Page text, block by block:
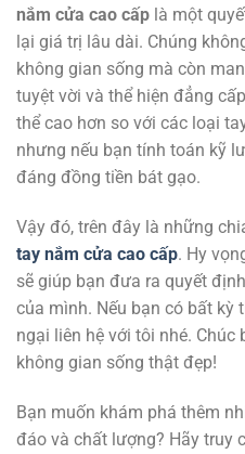
nắm cửa cao cấp là một
lại giá trị lâu dài. Chúng
không gian sống mà còn
tuyệt vời và thể hiện đẳng
thể cao hơn so với các loại
nhưng nếu bạn tính toán kỹ
đáng đồng tiền bát gạo.
Vậy đó, trên đây là những
tay nắm cửa cao cấp. Hy
sẽ giúp bạn đưa ra quyết
của mình. Nếu bạn có bất kỳ
ngại liên hệ với tôi nhé.
không gian sống thật đẹp!
Bạn muốn khám phá thêm
đáo và chất lượng? Hãy truy